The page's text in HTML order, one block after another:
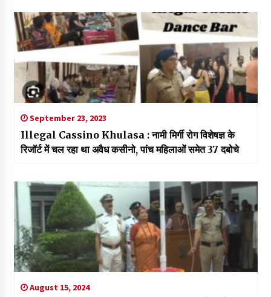
September 23, 2023
Illegal Cassino Khulasa : नामी मिर्गी रोग विशेषज्ञ के
रिजॉर्ट में चल रहा था अवैध कसीनो, पांच महिलाओं समेत 37 दबोचे
August 15, 2024